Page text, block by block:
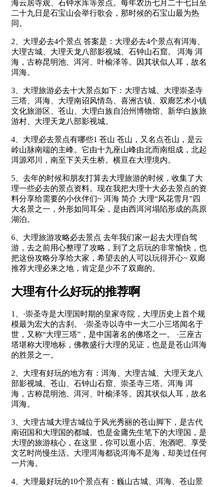
海云居寺观、石钟水库等景点。每年农历七月二十七日至
二十九日是石宝山会举行歌会，那时候的石宝山最为热
同。
2、大理必去4个景点 答案是：大理必去4个景点有洱海、
大理古城、大理天龙八部影视城、石钟山石窟。 洱海 洱
海，古称昆明池、洱河、叶榆泽等。因其状似人耳，故名
洱海。
3、大理旅游必去十大景点如下：大理古城、大理崇圣寺
三塔、洱海、大理南诏风情岛、喜洲古镇、双廊艺术小镇
文化旅游区、苍山、大理白族自治州博物馆、新华白族旅
游村、大理天龙八部影视城。
4、大理必去景点有哪些1 苍山 苍山，又名点苍山，是云
岭山脉南端的主峰。它由十九座山峰由北而南组成，北起
洱源邓川，南至下关天生桥。横亘在大理境内。
5、去年的时候和朋友打算去大理旅游的时候，收集了大
理一些必去的景点资料。现在我把大理十大必去景点的资
料分享给需要的小伙伴们~ 洱海 简介 大理“风花雪月”四
大名景之一，外形如同耳朵，是由西洱河塌陷形成的高原
湖泊。
6、大理旅游攻略必去景点 去年我们家一起去大理自驾
游，去之前用心整理了攻略，到了之后玩的非常愉快，也
把这份攻略分享给大家，希望去的人可以玩得开心~ 双廊
推荐大理必来之地，肯定是少不了双廊的。
大理有什么好玩的推荐啊
1、·崇圣寺是大理国时期的皇家寺院，大理历史上首个规
模最为宏大的古刹。 ·崇圣寺以寺中一大二小三塔闻名于
世，又称“大理三塔”，是中国著名的佛塔之一。 ·三座古
塔堪称大理地标，佛教盛行大理的见证，也是是苍山洱海
的胜景之一。
2、大理有好玩的地方有：洱海、大理古城、大理天龙八
部影视城、苍山、石钟山石窟、崇圣寺三塔。洱海 洱
海，古称昆明池、洱河、叶榆泽等。因其状似人耳，故名
洱海。
3、大理古城大理古城位于风光秀丽的苍山脚下，是古代
南诏国和大理国的都城。也是金庸先生笔下的大理国，是
大理的旅游核心，在这里，你可以逛小店、泡酒吧、享受
文艺时尚慢生活。大理洱海都说洱海不是海，却美过任何
一片海。
4、大理最好玩的10个景点有：巍山古城、洱海、苍山景